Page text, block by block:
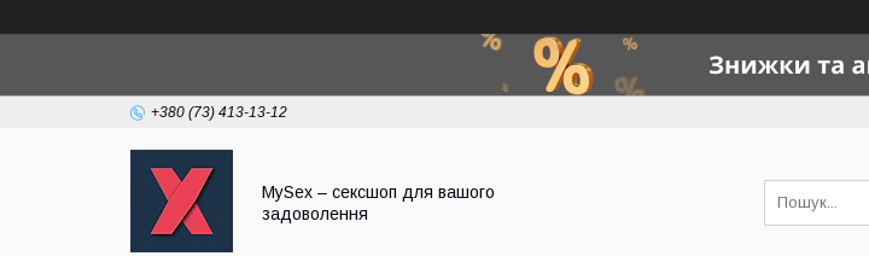
+380 (73) 413-13-12
MySex – сексшоп для вашого
задоволення